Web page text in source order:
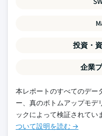
投資・
企業
本レポートのすべてのデー
ー、真のボトムアップモデ
ックによって検証されてい
ついて設明を読む →